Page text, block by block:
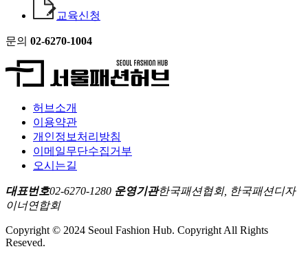
교육신청
문의 02-6270-1004
허브소개
이용약관
개인정보처리방침
이메일무단수집거부
오시는길
대표번호02-6270-1280 운영기관한국패션협회, 한국패션디자
이너연합회
Copyright © 2024 Seoul Fashion Hub. Copyright All Rights
Reseved.